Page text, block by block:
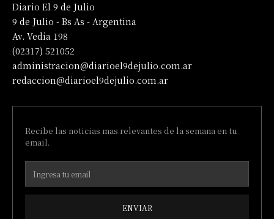
Diario El 9 de Julio
9 de Julio - Bs As - Argentina
Av. Vedia 198
(02317) 521052
administracion@diarioel9dejulio.com.ar
redaccion@diarioel9dejulio.com.ar
Recibe las noticias mas relevantes de la semana en tu
email.
ENVIAR